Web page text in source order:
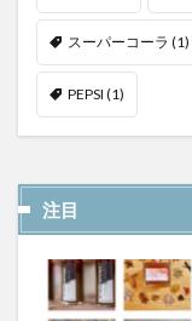
スーパーコーラ (1)
PEPSI (1)
注目